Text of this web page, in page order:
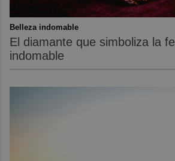
Belleza indomable
El diamante que simboliza la
indomable